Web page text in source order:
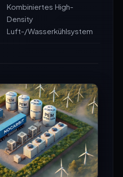
Kombiniertes High-
Density
Luft-/Wasserkühlsystem